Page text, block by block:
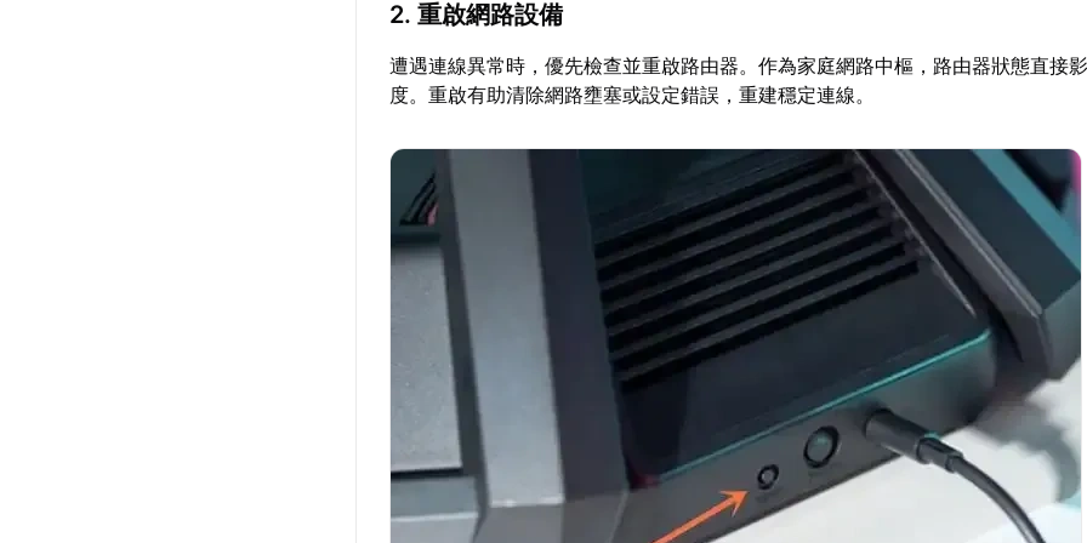
2. 重啟網路設備
遭遇連線異常時，優先檢查並重啟路由器。作為家庭網路中樞，路由器狀態直接
度。重啟有助清除網路壅塞或設定錯誤，重建穩定連線。